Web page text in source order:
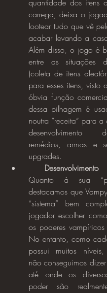
quantidade dos itens
carrega, deixa o
lootear tudo que vê
acabar levando a
Além disso, o jogo é
entre as situações
(coleta de itens
para esses itens, visto
óbvia função
dessa pilhagem é
noutra “receita” para
desenvolvimento
remédios, armas e
upgrades.
Desenvolvimento
Quanto à sua
destacamos que
“sistema” bem
jogador escolher
os poderes
No entanto, como
possui muitos níveis,
não conseguimos
até onde os
poder são